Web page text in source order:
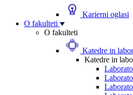
Karierni oglasi
O fakulteti
O fakulteti
Katedre in
Katedre in